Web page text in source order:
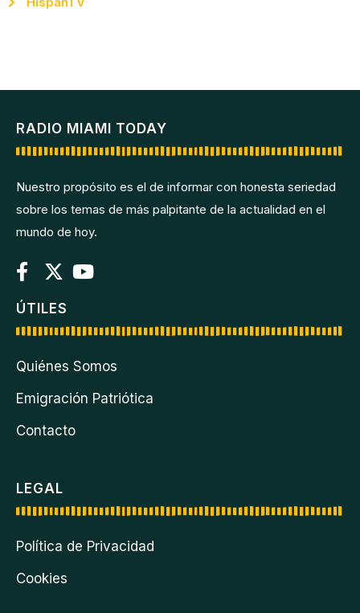
RADIO MIAMI TODAY
Nuestro propósito es el de informar con honesta seriedad
sobre los temas de más palpitante de la actualidad en el
mundo de hoy.
ÚTILES
Quiénes Somos
Emigración Patriótica
Contacto
LEGAL
Política de Privacidad
Cookies